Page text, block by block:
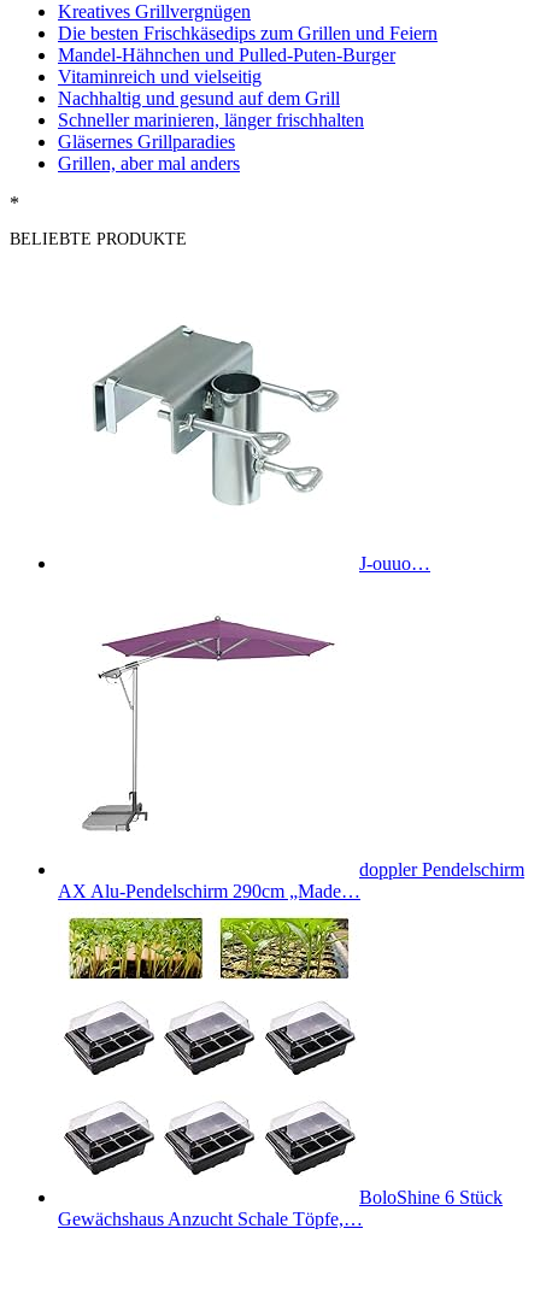
Kreatives Grillvergnügen
Die besten Frischkäsedips zum Grillen und Feiern
Mandel-Hähnchen und Pulled-Puten-Burger
Vitaminreich und vielseitig
Nachhaltig und gesund auf dem Grill
Schneller marinieren, länger frischhalten
Gläsernes Grillparadies
Grillen, aber mal anders
*
BELIEBTE PRODUKTE
J-ouuo…
doppler Pendelschirm
AX Alu-Pendelschirm 290cm „Made…
BoloShine 6 Stück
Gewächshaus Anzucht Schale Töpfe,…